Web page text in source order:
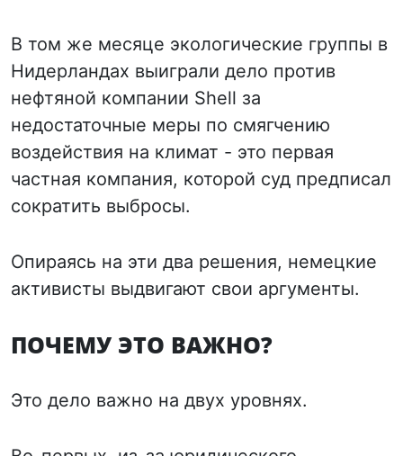
В том же месяце экологические группы в
Нидерландах выиграли дело против
нефтяной компании Shell за
недостаточные меры по смягчению
воздействия на климат - это первая
частная компания, которой суд предписал
сократить выбросы.
Опираясь на эти два решения, немецкие
активисты выдвигают свои аргументы.
ПОЧЕМУ ЭТО ВАЖНО?
Это дело важно на двух уровнях.